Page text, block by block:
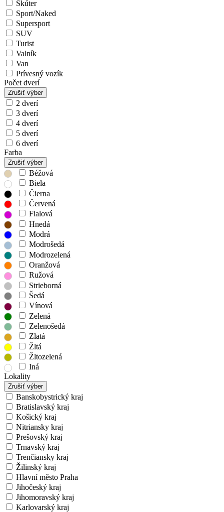
Skúter
Sport/Naked
Supersport
SUV
Turist
Valník
Van
Prívesný vozík
Počet dverí
Zrušiť výber
2 dverí
3 dverí
4 dverí
5 dverí
6 dverí
Farba
Zrušiť výber
Béžová
Biela
Čierna
Červená
Fialová
Hnedá
Modrá
Modrošedá
Modrozelená
Oranžová
Ružová
Strieborná
Šedá
Vínová
Zelená
Zelenošedá
Zlatá
Žltá
Žltozelená
Iná
Lokality
Zrušiť výber
Banskobystrický kraj
Bratislavský kraj
Košický kraj
Nitriansky kraj
Prešovský kraj
Trnavský kraj
Trenčiansky kraj
Žilinský kraj
Hlavní město Praha
Jihočeský kraj
Jihomoravský kraj
Karlovarský kraj